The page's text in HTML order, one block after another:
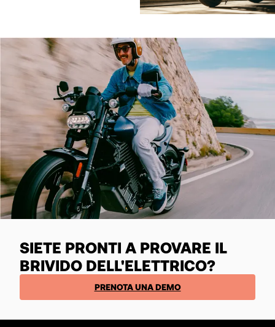
SIETE PRONTI A PROVARE IL
BRIVIDO DELL'ELETTRICO?
PRENOTA UNA DEMO